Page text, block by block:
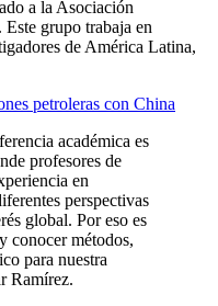
a la Asociación
grupo trabaja en
de América Latina,
petroleras con China
académica es
profesores de
en
perspectivas
global. Por eso es
conocer métodos,
para nuestra
Ramírez.